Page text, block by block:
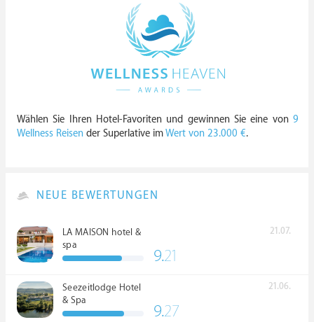
Wählen Sie Ihren Hotel-Favoriten und gewinnen Sie eine von 9
Wellness Reisen der Superlative imWert von 23.000 €.
NEUE BEWERTUNGEN
LA MAISON hotel &
spa
21.07.
9.21
Seezeitlodge Hotel
& Spa
21.06.
9.27